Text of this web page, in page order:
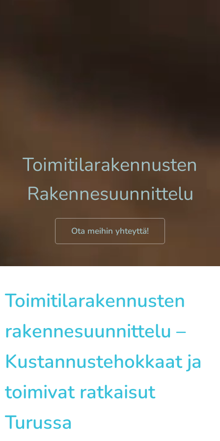
Toimitilarakennusten
Rakennesuunnittelu
Ota meihin yhteyttä!
Toimitilarakennusten
rakennesuunnittelu –
Kustannustehokkaat ja
toimivat ratkaisut
Turussa